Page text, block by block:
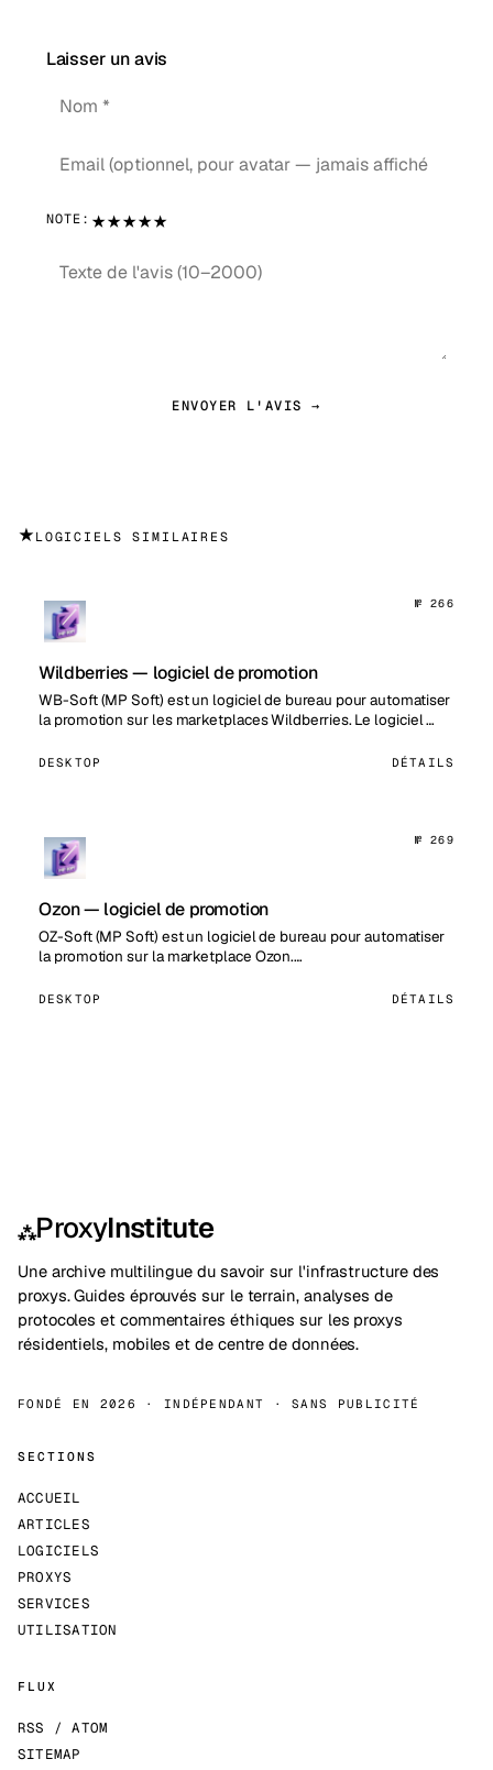
Laisser un avis
NOTE: ★★★★★
ENVOYER L'AVIS →
★ LOGICIELS SIMILAIRES
№ 266
Wildberries — logiciel de promotion
WB-Soft (MP Soft) est un logiciel de bureau pour automatiser
la promotion sur les marketplaces Wildberries. Le logiciel …
DESKTOP DÉTAILS
№ 269
Ozon — logiciel de promotion
OZ-Soft (MP Soft) est un logiciel de bureau pour automatiser
la promotion sur la marketplace Ozon.…
DESKTOP DÉTAILS
⁂ProxyInstitute
Une archive multilingue du savoir sur l'infrastructure des
proxys. Guides éprouvés sur le terrain, analyses de
protocoles et commentaires éthiques sur les proxys
résidentiels, mobiles et de centre de données.
FONDÉ EN 2026 · INDÉPENDANT · SANS PUBLICITÉ
SECTIONS
ACCUEIL
ARTICLES
LOGICIELS
PROXYS
SERVICES
UTILISATION
FLUX
RSS / ATOM
SITEMAP